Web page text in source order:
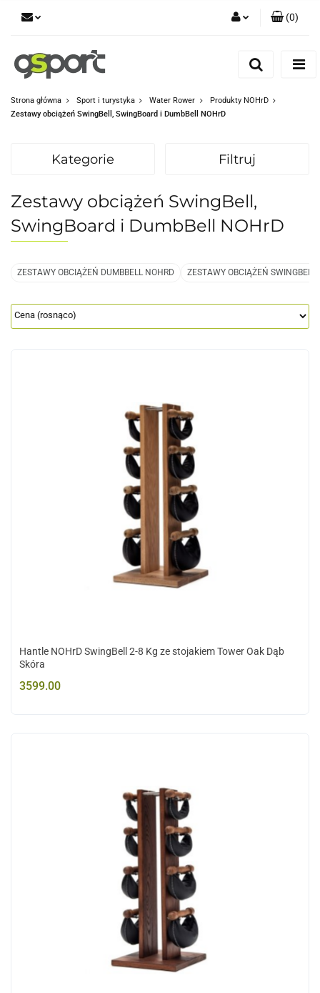
Dodaj zgłoszenie
Zgody cookies
(0)
Strona główna Sport i turystyka Water Rower
Produkty NOHrD
Zestawy obciążeń SwingBell, SwingBoard i DumbBell NOHrD
Kategorie Filtruj
Zestawy obciążeń SwingBell,
SwingBoard i DumbBell NOHrD
ZESTAWY OBCIĄŻEŃ DUMBBELL NOHRD ZESTAWY OBCIĄŻEŃ SWINGBELL
Hantle NOHrD SwingBell 2-8 Kg ze stojakiem Tower Oak Dąb
Skóra
3599.00